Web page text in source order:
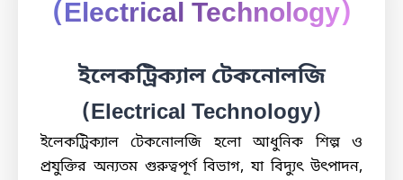
(Electrical Technology)
ইলেকট্রিক্যাল টেকনোলজি
(Electrical Technology)
ইলেকট্রিক্যাল টেকনোলজি হলো আধুনিক শিল্প ও
প্রযুক্তির অন্যতম গুরুত্বপূর্ণ বিভাগ, যা বিদ্যুৎ উৎপাদন,